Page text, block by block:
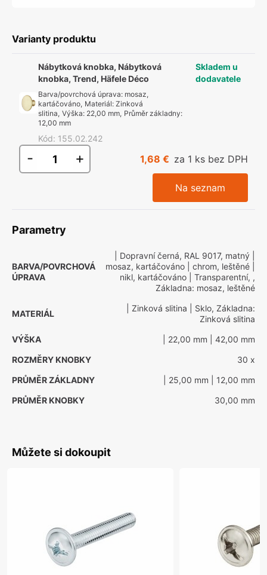
Varianty produktu
Nábytková knobka, Nábytková
knobka, Trend, Häfele Déco
Barva/povrchová úprava: mosaz,
kartáčováno, Materiál:Zinková
slitina, Výška: 22,00 mm, Průměr základny:
12,00 mm
Kód: 155.02.242
Skladem u
dodavatele
- + 1,68 € za 1 ks bez DPH
Na seznam
Parametry
BARVA/POVRCHOVÁ
ÚPRAVA
| Dopravní černá, RAL 9017, matný
mosaz, kartáčováno | chrom, leštěné
nikl, kartáčováno | Transparentní, ,
Základna: mosaz, leštěné
MATERIÁL
| Zinková slitina | Sklo, Základna:
Zinková slitina
VÝŠKA
| 22,00 mm | 42,00 mm
ROZMĚRY KNOBKY
30 x
PRŮMĚR ZÁKLADNY
| 25,00 mm | 12,00 mm
PRŮMĚR KNOBKY
30,00 mm
Můžete si dokoupit